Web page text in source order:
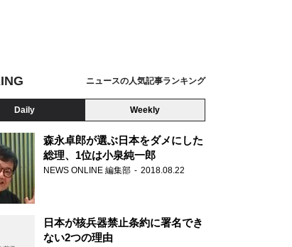
ニュースの人気記事ランキング
Daily Weekly
森永卓郎が選ぶ日本をダメにした
総理、1位は小泉純一郎
NEWS ONLINE 編集部 2018.08.22
日本が核兵器禁止条約に署名でき
ない2つの理由